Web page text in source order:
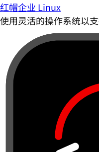
红帽企业 Linux
使用灵活的操作系统以支